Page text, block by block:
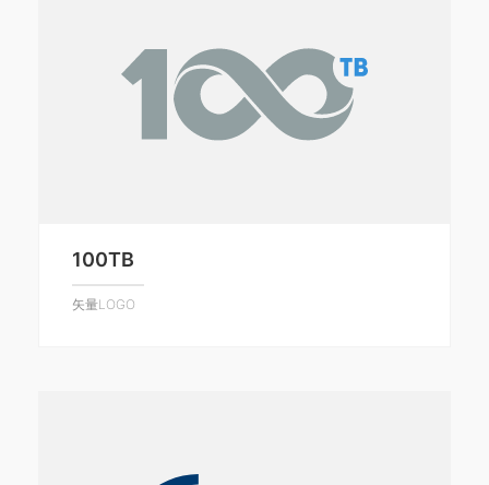
100TB
矢量LOGO